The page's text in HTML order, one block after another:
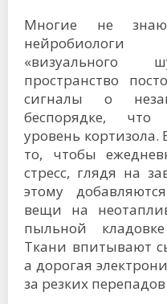
Многие не
нейробиологи
«визуального
пространство
сигналы о
беспорядке, что
уровень кортизола.
то, чтобы
стресс, глядя на
этому
вещи на
пыльной
Ткани впитывают
а дорогая
за резких